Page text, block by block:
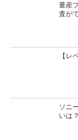
量産
査が
【レ
ソニ
いは